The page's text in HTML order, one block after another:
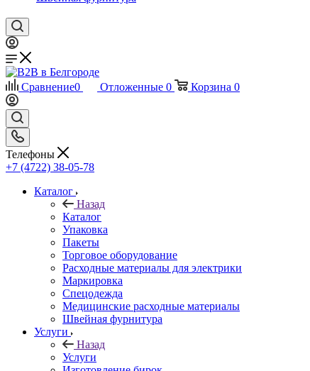
Сравнение0 Отложенные 0 Корзина 0
Телефоны
+7 (4722) 38-05-78
Каталог
Назад
Каталог
Упаковка
Пакеты
Торговое оборудование
Расходные материалы для электрики
Маркировка
Спецодежда
Медицинские расходные материалы
Швейная фурнитура
Услуги
Назад
Услуги